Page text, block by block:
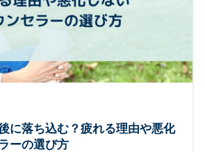
に落ち込む？疲れる理由や悪化
ーの選び方